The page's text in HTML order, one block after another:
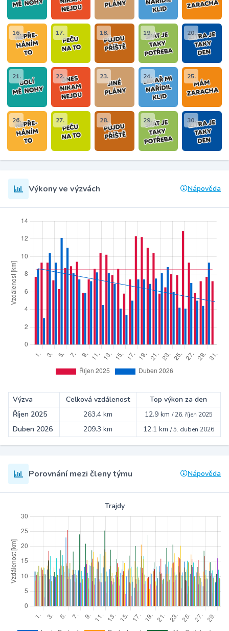
16. 17. 18. 19. 20.
21. 22. 23. 24. 25.
26. 27. 28. 29. 30.
Výkony ve výzvách Nápověda
Výzva Celková vzdálenost
Top výkon za den
Říjen 2025
263.4 km 12.9 km /26. říjen 2025
Duben 2026 209.3 km 12.1 km /5. duben 2026
Porovnání mezi členy týmu Nápověda
Trajdy